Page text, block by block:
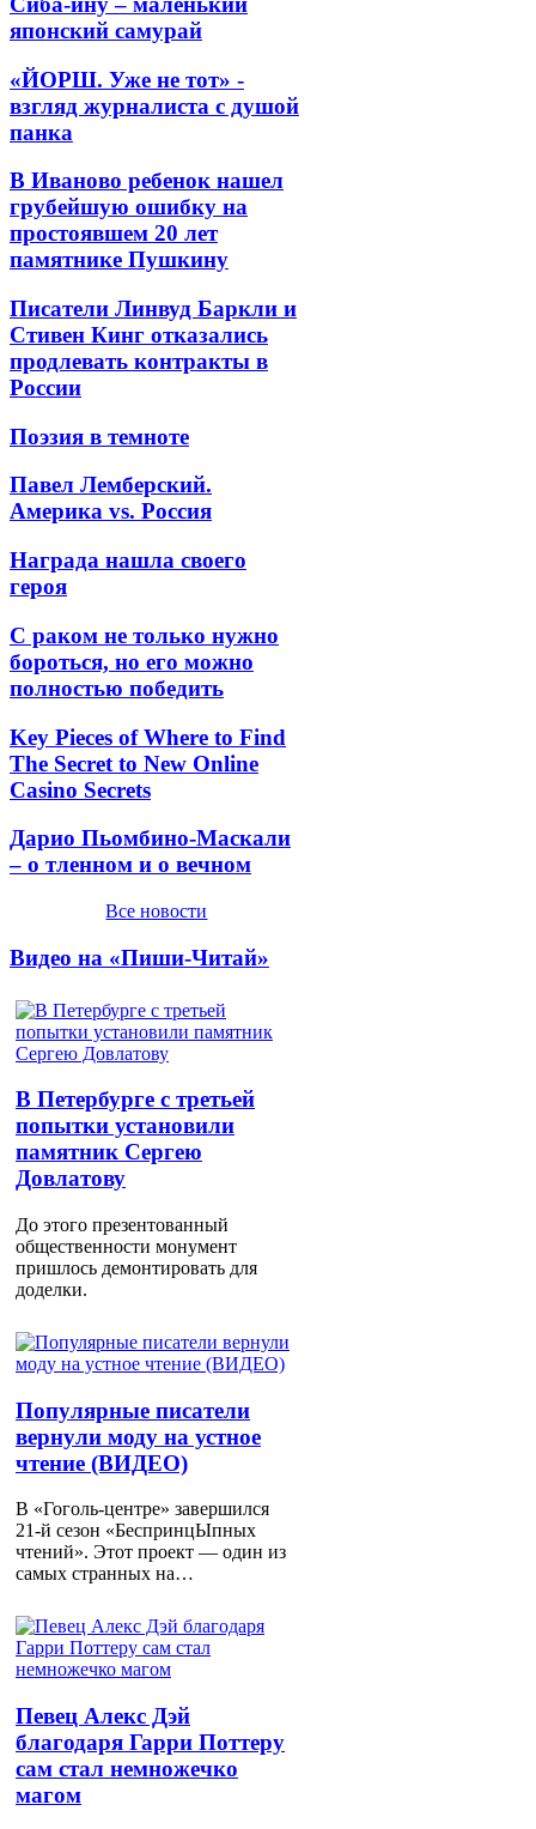
японский самурай
«ЙОРШ. Уже не тот» -
взгляд журналиста с душой
панка
В Иваново ребенок нашел
грубейшую ошибку на
простоявшем 20 лет
памятнике Пушкину
Писатели Линвуд Баркли и
Стивен Кинг отказались
продлевать контракты в
России
Поэзия в темноте
Павел Лемберский.
Америка vs. Россия
Награда нашла своего
героя
С раком не только нужно
бороться, но его можно
полностью победить
Key Pieces of Where to Find
The Secret to New Online
Casino Secrets
Дарио Пьомбино-Маскали
– о тленном и о вечном
Все новости
Видео на «Пиши-Читай»
В Петербурге с третьей
попытки установили
памятник Сергею
Довлатову
До этого презентованный
общественности монумент
пришлось демонтировать для
доделки.
Популярные писатели
вернули моду на устное
чтение (ВИДЕО)
В «Гоголь-центре» завершился
21-й сезон «БеспринцЫпных
чтений». Этот проект — один из
самых странных на…
Певец Алекс Дэй
благодаря Гарри Поттеру
сам стал немножечко
магом